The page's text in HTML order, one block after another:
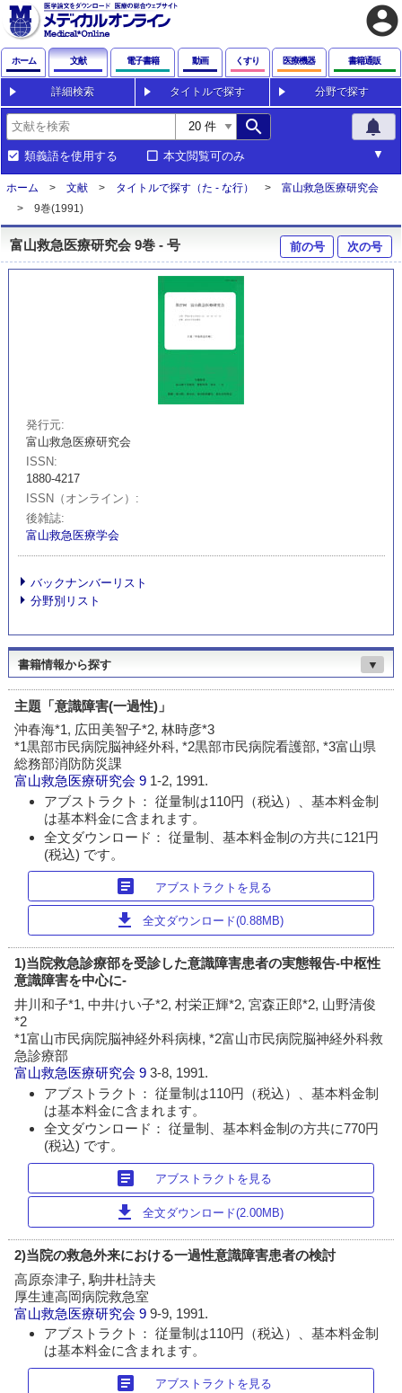
account_circle
ホーム 文献 電子書籍 動画 くすり 医療機器 書籍通販
詳細検索 タイトルで探す 分野で探す
search notifications
類義語を使用する 本文閲覧可のみ
ホーム 文献 タイトルで探す（た - な行）
富山救急医療研究会
9巻(1991)
富山救急医療研究会 9巻 - 号 前の号 次の号
発行元
富山救急医療研究会
ISSN
1880-4217
ISSN（オンライン）
後雑誌
富山救急医療学会
バックナンバーリスト
分野別リスト
書籍情報から探す ▼
主題「意識障害(一過性)」
沖春海*1, 広田美智子*2, 林時彦*3
*1黒部市民病院脳神経外科, *2黒部市民病院看護部, *3富山県
総務部消防防災課
富山救急医療研究会 9 1-2, 1991.
アブストラクト： 従量制は110円（税込）、基本料金制
は基本料金に含まれます。
全文ダウンロード： 従量制、基本料金制の方共に121円
(税込) です。
article アブストラクトを見る
download 全文ダウンロード(0.88MB)
1)当院救急診療部を受診した意識障害患者の実態報告-中枢性
意識障害を中心に-
井川和子*1, 中井けい子*2, 村栄正輝*2, 宮森正郎*2, 山野清俊
*2
*1富山市民病院脳神経外科病棟, *2富山市民病院脳神経外科救
急診療部
富山救急医療研究会 93-8, 1991.
アブストラクト： 従量制は110円（税込）、基本料金制
は基本料金に含まれます。
全文ダウンロード： 従量制、基本料金制の方共に770円
(税込) です。
article アブストラクトを見る
download 全文ダウンロード(2.00MB)
2)当院の救急外来における一過性意識障害患者の検討
高原奈津子, 駒井杜詩夫
厚生連高岡病院救急室
富山救急医療研究会 99-9, 1991.
アブストラクト： 従量制は110円（税込）、基本料金制
は基本料金に含まれます。
article アブストラクトを見る